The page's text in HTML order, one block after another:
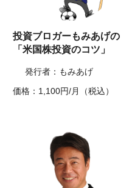
投資ブロガーもみあげの
「米国株投資のコツ」
発行者：もみあげ
価格：1,100円/月（税込）